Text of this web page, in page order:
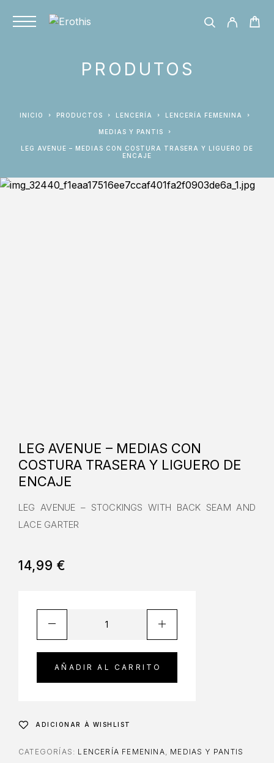
PRODUTOS
INICIO PRODUCTOS LENCERÍA LENCERÍA FEMENINA
MEDIAS Y PANTIS
LEG AVENUE – MEDIAS CON COSTURA TRASERA Y LIGUERO DE
ENCAJE
LEG AVENUE – MEDIAS CON
COSTURA TRASERA Y LIGUERO DE
ENCAJE
LEG AVENUE – STOCKINGS WITH BACK SEAM AND
LACE GARTER
14,99 €
AÑADIR AL CARRITO
ADICIONAR À WISHLIST
CATEGORÍAS: LENCERÍA FEMENINA, MEDIAS Y PANTIS